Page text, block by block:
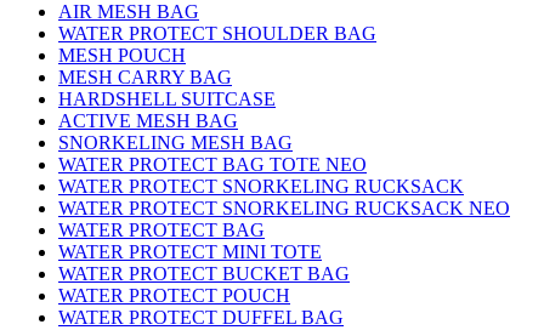
AIR MESH BAG
WATER PROTECT SHOULDER BAG
MESH POUCH
MESH CARRY BAG
HARDSHELL SUITCASE
ACTIVE MESH BAG
SNORKELING MESH BAG
WATER PROTECT BAG TOTE NEO
WATER PROTECT SNORKELING RUCKSACK
WATER PROTECT SNORKELING RUCKSACK NEO
WATER PROTECT BAG
WATER PROTECT MINI TOTE
WATER PROTECT BUCKET BAG
WATER PROTECT POUCH
WATER PROTECT DUFFEL BAG